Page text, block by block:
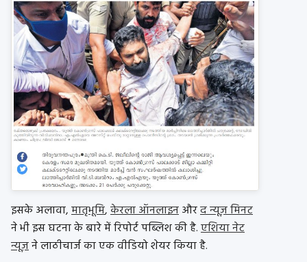
इसके अलावा,मातृभूमि,केरला ऑनलाइनऔरद न्यूज़ मिनट
ने भी इस घटना के बारे में रिपोर्ट पब्लिश की है.एशिया नेट
न्यूज़ने लाठीचार्ज का एक वीडियो शेयर किया है.